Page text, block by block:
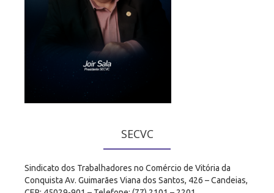
SECVC
Sindicato dos Trabalhadores no Comércio de Vitória da
Conquista Av. Guimarães Viana dos Santos, 426 – Candeias,